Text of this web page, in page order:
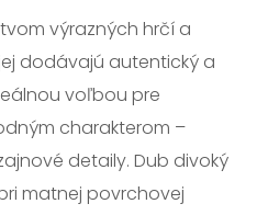
výrazných hrčí a
dodávajú autentický a
voľbou pre
charakterom –
detaily. Dub divoký
matnej povrchovej